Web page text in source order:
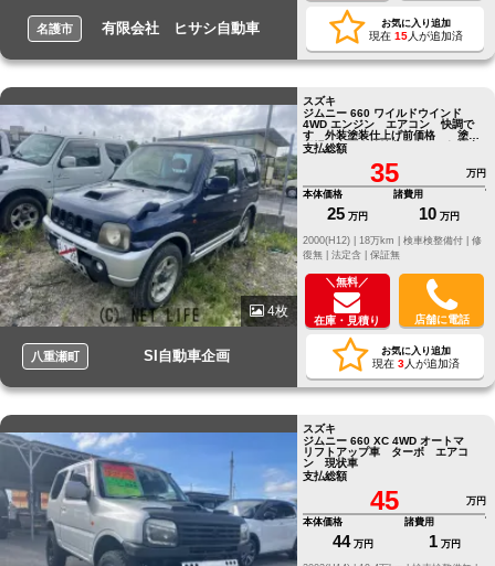
名護市 有限会社 ヒサシ自動車 お気に入り追加
現在 15人が追加済
4枚
八重瀬町 SI自動車企画
スズキ
ジムニー 660 ワイルドウインド
4WD エンジン エアコン 快調で
す 外装塗装仕上げ前価格 塗装
工場が空き次第塗装予定 価格変
更
支払総額
35
万円
本体価格
25 万円
諸費用
10 万円
修
復無 | 法定含 | 保証無
＼無料／
在庫・見積り 店舗に電話
お気に入り追加
現在 3人が追加済
スズキ
ジムニー 660 XC 4WD オートマ
リフトアップ車 ターボ エアコ
ン 現状車
支払総額
45
万円
本体価格
44 万円
諸費用
1 万円